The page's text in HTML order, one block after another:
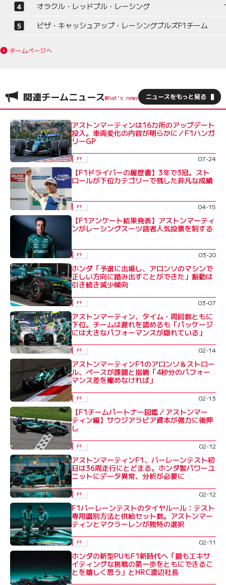
オラクル・レッドブル・レーシング
ビザ・キャッシュアップ・レーシングブルズF1チーム
チームページへ
関連チームニュース ニュースをもっと見る
アストンマーティンは16カ所のアップデート
投入。車両変化の内容が明らかに／F1ハンガ
リーGP
F1 07-24
【F1ドライバーの履歴書】3年で3冠。スト
ロールが下位カテゴリーで残した非凡な成績
F1 04-15
【F1アンケート結果発表】アストンマーティ
ンがレーシングスーツ読者人気投票を制する
F1 03-20
ホンダ「予選に出場し、アロンソのマシンで
正しい方向に踏み出すことができた」振動は
引き続き減少傾向
F1 03-07
アストンマーティン、タイム・周回数ともに
下位。チームは遅れを認めるも「パッケージ
には大きなパフォーマンスが隠れている」
F1 02-14
アストンマーティンF1のアロンソ＆ストロー
ル、ペースが課題と指摘「4秒分のパフォー
マンス差を縮めなければ」
F1 02-13
【F1チームパートナー図鑑／アストンマー
ティン編】サウジアラビア資本が強力に後押
し
F1 02-12
アストンマーティンF1、バーレーンテスト初
日は36周走行にとどまる。ホンダ製パワーユ
ニットにデータ異常、分析が必要に
F1 02-12
F1バーレーンテストのタイヤルール：テスト
専用識別方法と供給セット数。アストンマー
ティンとマクラーレンが独特の選択
F1 02-11
ホンダの新型PUもF1新時代へ「最もエキサ
イティングな挑戦の第一歩をともにできるこ
とを嬉しく思う」とHRC渡辺社長